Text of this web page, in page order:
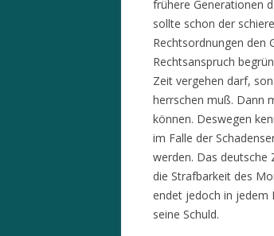
frühere Generationen
sollte schon der
Rechtsordnungen den
Rechtsanspruch
Zeit vergehen darf,
herrschen muß. Dann
können. Deswegen
im Falle der
werden. Das deutsche
die Strafbarkeit des
endet jedoch in jedem
seine Schuld.